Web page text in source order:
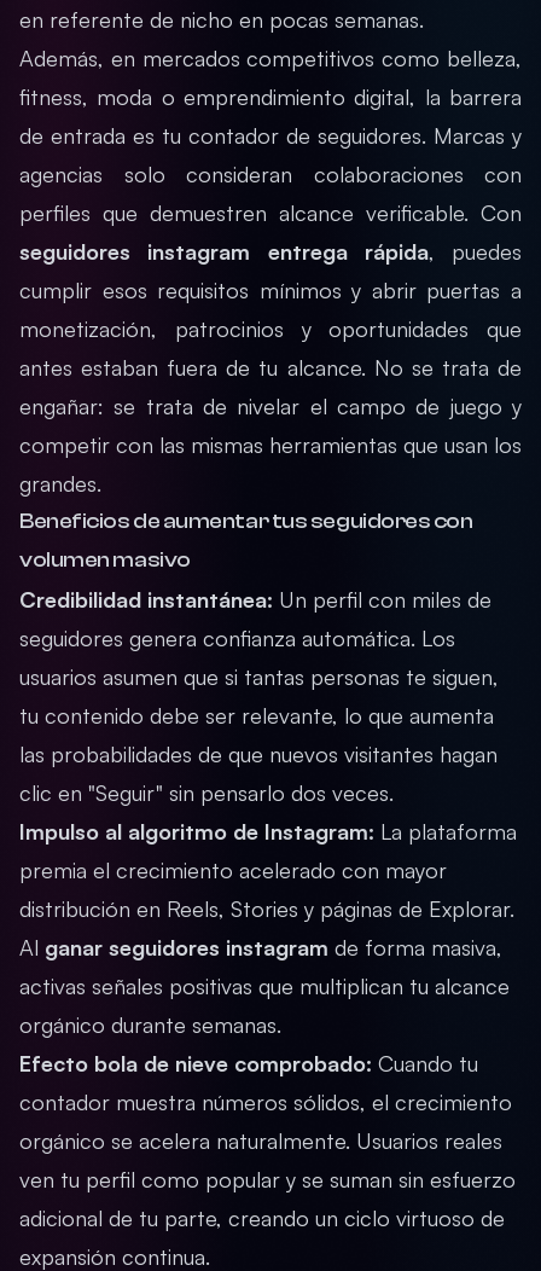
en referente de nicho en pocas semanas.
Además, en mercados competitivos como belleza,
fitness, moda o emprendimiento digital, la barrera
de entrada es tu contador de seguidores. Marcas y
agencias solo consideran colaboraciones con
perfiles que demuestren alcance verificable. Con
seguidores instagram entrega rápida, puedes
cumplir esos requisitos mínimos y abrir puertas a
monetización, patrocinios y oportunidades que
antes estaban fuera de tu alcance. No se trata de
engañar: se trata de nivelar el campo de juego y
competir con las mismas herramientas que usan los
grandes.
Beneficios de aumentar tus seguidores con
volumen masivo
Credibilidad instantánea: Un perfil con miles de
seguidores genera confianza automática. Los
usuarios asumen que si tantas personas te siguen,
tu contenido debe ser relevante, lo que aumenta
las probabilidades de que nuevos visitantes hagan
clic en "Seguir" sin pensarlo dos veces.
Impulso al algoritmo de Instagram: La plataforma
premia el crecimiento acelerado con mayor
distribución en Reels, Stories y páginas de Explorar.
Al ganar seguidores instagram de forma masiva,
activas señales positivas que multiplican tu alcance
orgánico durante semanas.
Efecto bola de nieve comprobado: Cuando tu
contador muestra números sólidos, el crecimiento
orgánico se acelera naturalmente. Usuarios reales
ven tu perfil como popular y se suman sin esfuerzo
adicional de tu parte, creando un ciclo virtuoso de
expansión continua.